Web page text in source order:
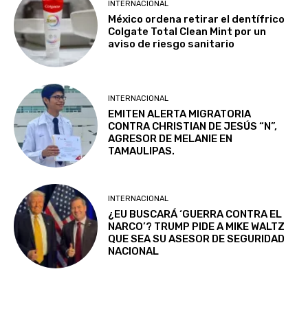
INTERNACIONAL
México ordena retirar el dentífrico
Colgate Total Clean Mint por un
aviso de riesgo sanitario
INTERNACIONAL
EMITEN ALERTA MIGRATORIA
CONTRA CHRISTIAN DE JESÚS “N”,
AGRESOR DE MELANIE EN
TAMAULIPAS.
INTERNACIONAL
¿EU BUSCARÁ ‘GUERRA CONTRA EL
NARCO’? TRUMP PIDE A MIKE WALTZ
QUE SEA SU ASESOR DE SEGURIDAD
NACIONAL